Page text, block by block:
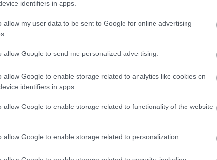
identifiers in apps.
allow my user data to be sent to Google for online advertising
allow Google to send me personalized advertising.
allow Google to enable storage related to analytics like cookies on
identifiers in apps.
allow Google to enable storage related to functionality of the website
allow Google to enable storage related to personalization.
AZ AKVÁRIUMBAN – FOTÓGALÉRIA
hisz a 15 éves együttes eddigi legjobb lemezével turnézik
9 dal is elhangzott; Ellie Roswell énekesnő hangja és